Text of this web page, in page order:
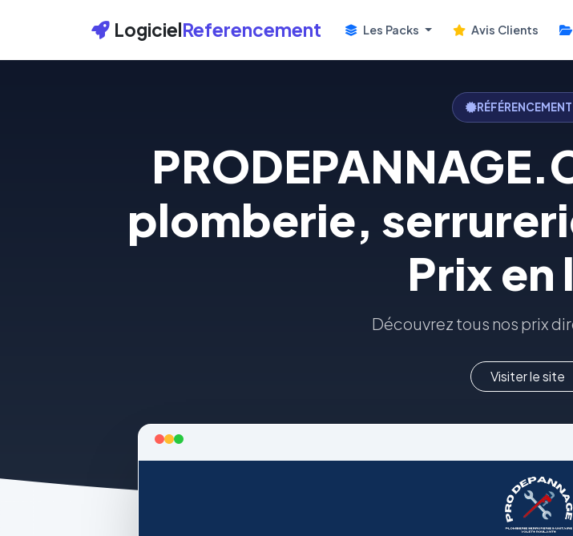
LogicielReferencement Les Packs Avis Clients
plomberie,
Prix en
Découvrez tous nos prix
Visiter le site